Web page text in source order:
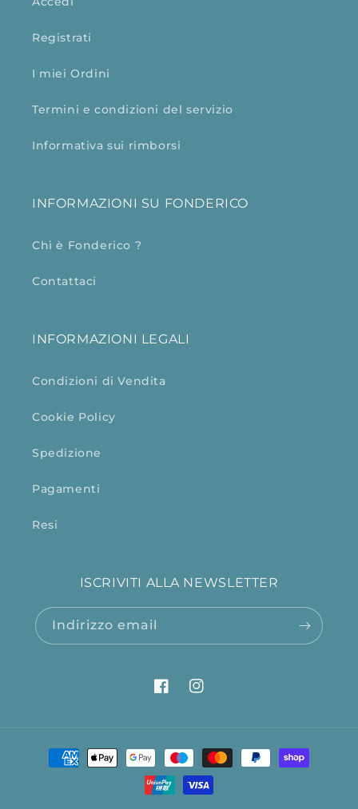
Registrati
I miei Ordini
Termini e condizioni del servizio
Informativa sui rimborsi
INFORMAZIONI SU FONDERICO
Chi è Fonderico ?
Contattaci
INFORMAZIONI LEGALI
Condizioni di Vendita
Cookie Policy
Spedizione
Pagamenti
Resi
ISCRIVITI ALLA NEWSLETTER
Indirizzo email
FacebookInstagram
Metodi